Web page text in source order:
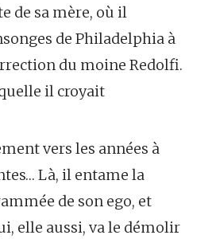
de sa mère, où il
de Philadelphia à
du moine Redolfi.
il croyait
vers les années à
Là, il entame la
de son ego, et
elle aussi, va le démolir